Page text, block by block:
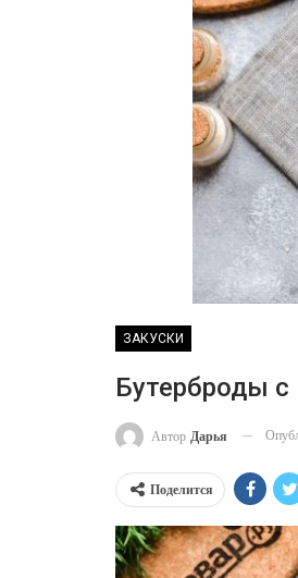
ЗАКУСКИ
Бутерброды
Автор Дарья
Поделится